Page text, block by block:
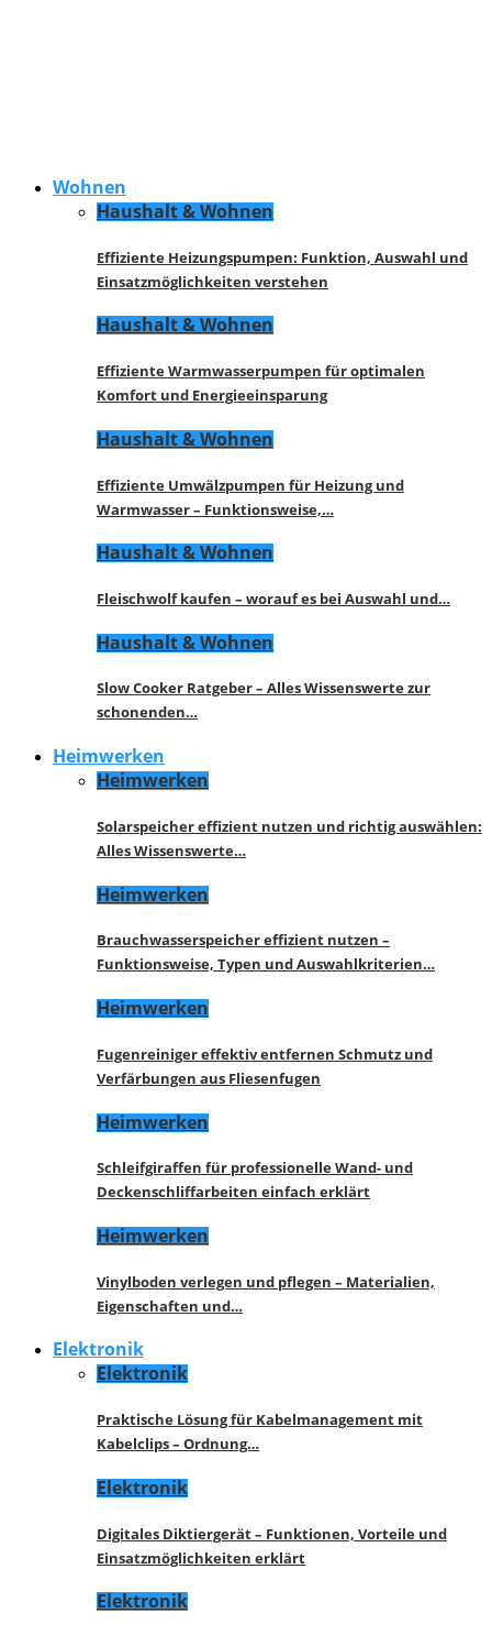
Wohnen
Haushalt & Wohnen
Effiziente Heizungspumpen: Funktion, Auswahl und
Einsatzmöglichkeiten verstehen
Haushalt & Wohnen
Effiziente Warmwasserpumpen für optimalen
Komfort und Energieeinsparung
Haushalt & Wohnen
Effiziente Umwälzpumpen für Heizung und
Warmwasser – Funktionsweise,…
Haushalt & Wohnen
Fleischwolf kaufen – worauf es bei Auswahl und…
Haushalt & Wohnen
Slow Cooker Ratgeber – Alles Wissenswerte zur
schonenden…
Heimwerken
Heimwerken
Solarspeicher effizient nutzen und richtig auswählen:
Alles Wissenswerte…
Heimwerken
Brauchwasserspeicher effizient nutzen –
Funktionsweise, Typen und Auswahlkriterien…
Heimwerken
Fugenreiniger effektiv entfernen Schmutz und
Verfärbungen aus Fliesenfugen
Heimwerken
Schleifgiraffen für professionelle Wand- und
Deckenschliffarbeiten einfach erklärt
Heimwerken
Vinylboden verlegen und pflegen – Materialien,
Eigenschaften und…
Elektronik
Elektronik
Praktische Lösung für Kabelmanagement mit
Kabelclips – Ordnung…
Elektronik
Digitales Diktiergerät – Funktionen, Vorteile und
Einsatzmöglichkeiten erklärt
Elektronik